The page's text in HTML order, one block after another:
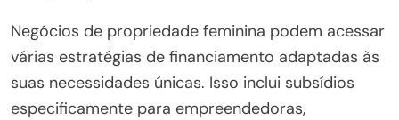
Negócios de propriedade feminina podem acessar
várias estratégias de financiamento adaptadas às
suas necessidades únicas. Isso inclui subsídios
especificamente para empreendedoras,